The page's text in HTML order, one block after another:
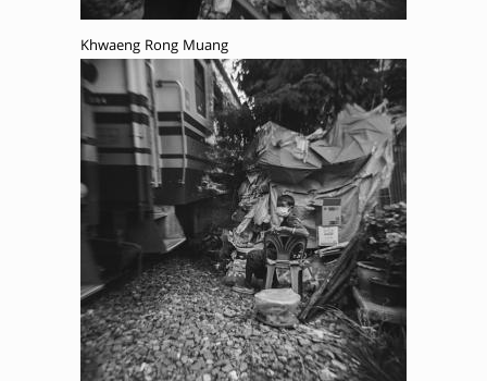
Khwaeng Rong Muang